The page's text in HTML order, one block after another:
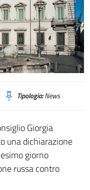
Tipologia:News
Giorgia
una dichiarazione
giorno
russa contro